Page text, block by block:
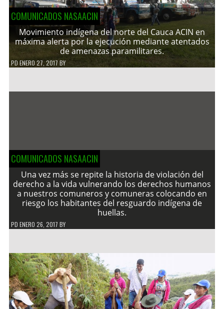
COMUNICADOS NASAACIN
Movimiento indígena del norte del Cauca ACIN en
máxima alerta por la ejecución mediante atentados
de amenazas paramilitares.
PDENERO 27, 2017 BY
COMUNICADOS NASAACIN
Una vez más se repite la historia de violación del
derecho a la vida vulnerando los derechos humanos
a nuestros comuneros y comuneras colocando en
riesgo los habitantes del resguardo indígena de
huellas.
PD ENERO 26, 2017 BY